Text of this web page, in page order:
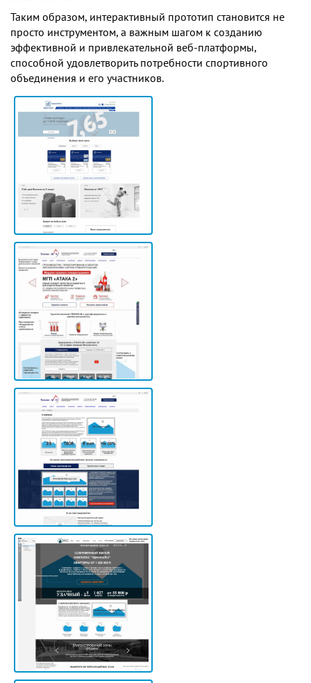
Таким образом, интерактивный прототип становится не
просто инструментом, а важным шагом к созданию
эффективной и привлекательной веб-платформы,
способной удовлетворить потребности спортивного
объединения и его участников.